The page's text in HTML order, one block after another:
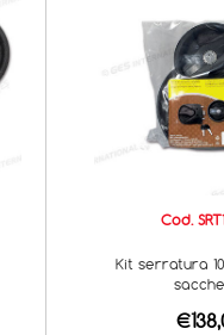
Cod.
Kit serratura